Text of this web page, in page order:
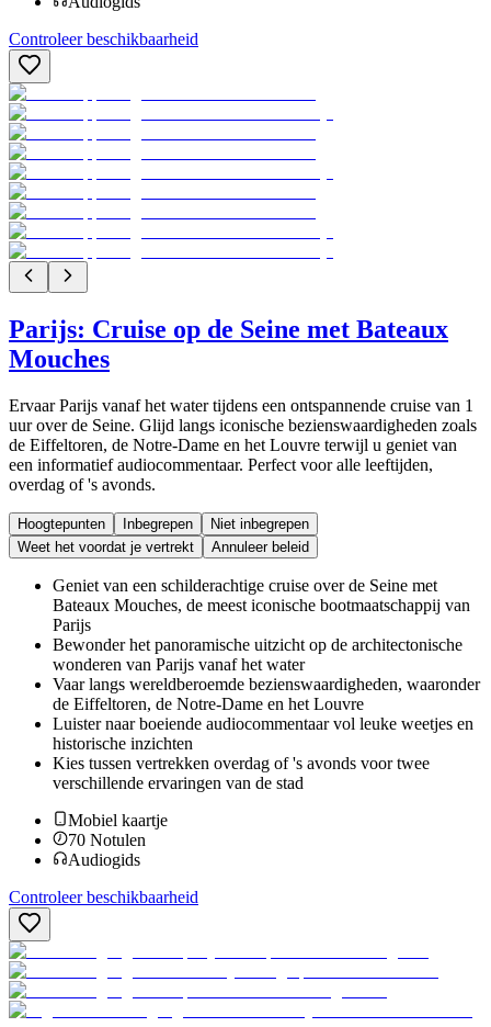
Controleer beschikbaarheid
Parijs: Cruise op de Seine met Bateaux
Mouches
Ervaar Parijs vanaf het water tijdens een ontspannende cruise van 1
uur over de Seine. Glijd langs iconische bezienswaardigheden zoals
de Eiffeltoren, de Notre-Dame en het Louvre terwijl u geniet van
een informatief audiocommentaar. Perfect voor alle leeftijden,
overdag of 's avonds.
Hoogtepunten Inbegrepen
Niet inbegrepen
Weet het voordat je vertrekt
Annuleer beleid
Geniet van een schilderachtige cruise over de Seine met
Bateaux Mouches, de meest iconische bootmaatschappij van
Parijs
Bewonder het panoramische uitzicht op de architectonische
wonderen van Parijs vanaf het water
Vaar langs wereldberoemde bezienswaardigheden, waaronder
de Eiffeltoren, de Notre-Dame en het Louvre
Luister naar boeiende audiocommentaar vol leuke weetjes en
historische inzichten
Kies tussen vertrekken overdag of 's avonds voor twee
verschillende ervaringen van de stad
Mobiel kaartje
70 Notulen
Audiogids
Controleer beschikbaarheid